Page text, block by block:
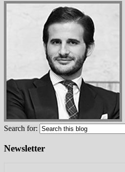
Search for:
Newsletter